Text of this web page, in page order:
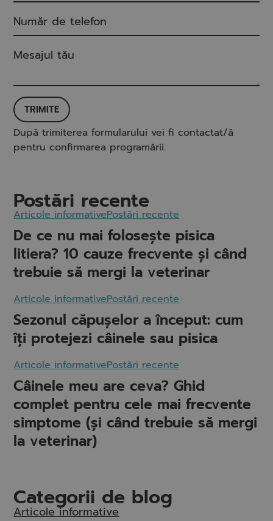
TRIMITE
După trimiterea formularului vei fi contactat/ă
pentru confirmarea programării.
Postări recente
Articole informativePostări recente
De ce nu mai folosește pisica
litiera? 10 cauze frecvente și când
trebuie să mergi la veterinar
Articole informativePostări recente
Sezonul căpușelor a început: cum
îți protejezi câinele sau pisica
Articole informativePostări recente
Câinele meu are ceva? Ghid
complet pentru cele mai frecvente
simptome (și când trebuie să mergi
la veterinar)
Categorii de blog
Articole informative